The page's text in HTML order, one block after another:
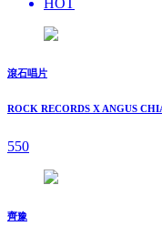
HOT
滾石唱片
ROCK RECORDS X ANGUS
550
齊豫